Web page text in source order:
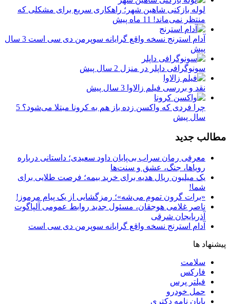
لوله بازکنی شاهین شهر؛ راهکاری سریع برای مشکلی که
منتظر نمی‌ماند! 11 ماه پیش
آدام استرنج نسخه واقع گرایانه سوپرمن دی سی است
3 سال
پیش
سونوگرافی داپلر در منزل 2 سال پیش
نقد و بررسی فیلم زالاوا 3 سال پیش
چرا فردی که واکسن زده باز هم به کرونا مبتلا می‌شود؟ 5
سال پیش
مطالب جدید
معرفی رمان سراب بی‌پایان داود سعیدی؛ داستانی درباره
رویاها، جنگ، عشق و سنت‌ها
یک میلیون ریال هدیه برای خرید بیمه؛ فرصت طلایی برای
شما!
«برات گرون تموم می‌شه»؛ رمزگشایی از یک پیام مرموز!
ناصر غلامی هوجقان، مسئول جدید روابط عمومی آلپاگوت
آذربایجان شرقی
آدام استرنج نسخه واقع گرایانه سوپرمن دی سی است
پیشنهاد ها
سلامت
فارکس
فیلتر پرس
حمل خودرو
پایان نامه دکتری